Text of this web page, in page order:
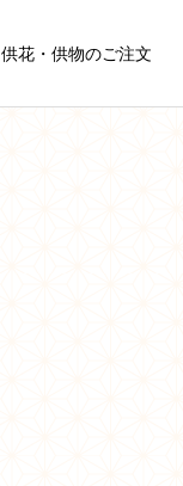
供花・供物のご注文